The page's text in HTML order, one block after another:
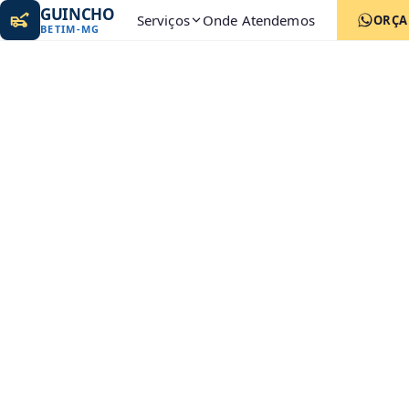
GUINCHO
BETIM-MG Serviços Onde Atendemos